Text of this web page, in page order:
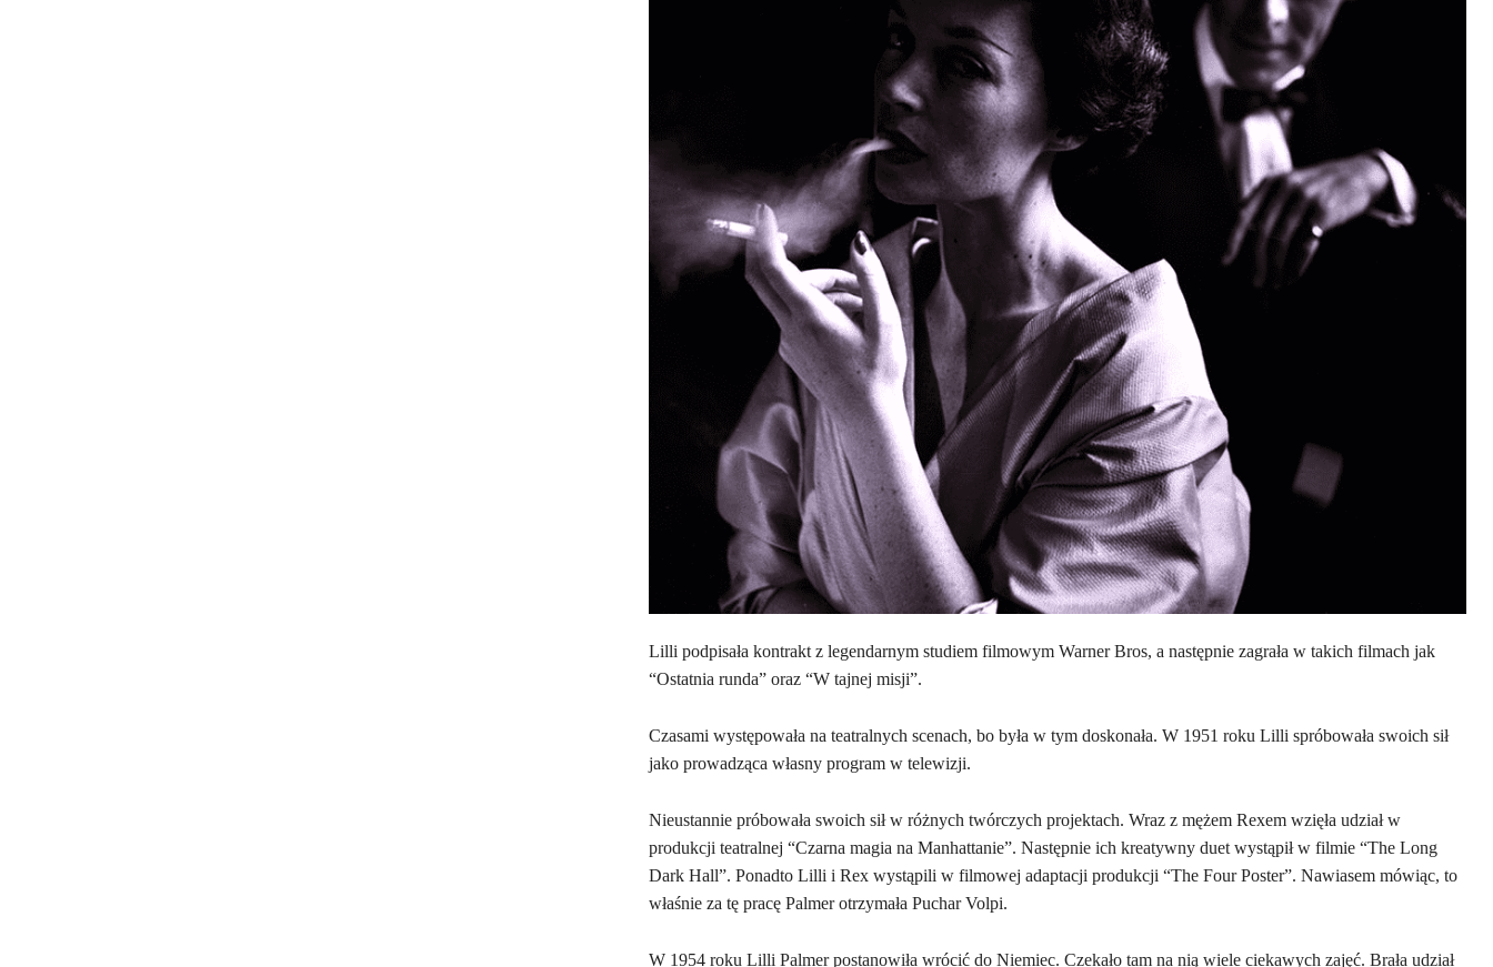
Lilli podpisała kontrakt z legendarnym studiem filmowym Warner Bros, a następnie zagrała w takich filmach jak
“Ostatnia runda” oraz “W tajnej misji”.
Czasami występowała na teatralnych scenach, bo była w tym doskonała. W 1951 roku Lilli spróbowała swoich sił
jako prowadząca własny program w telewizji.
Nieustannie próbowała swoich sił w różnych twórczych projektach. Wraz z mężem Rexem wzięła udział w
produkcji teatralnej “Czarna magia na Manhattanie”. Następnie ich kreatywny duet wystąpił w filmie “The Long
Dark Hall”. Ponadto Lilli i Rex wystąpili w filmowej adaptacji produkcji “The Four Poster”. Nawiasem mówiąc, to
właśnie za tę pracę Palmer otrzymała Puchar Volpi.
W 1954 roku Lilli Palmer postanowiła wrócić do Niemiec. Czekało tam na nią wiele ciekawych zajęć. Brała udział